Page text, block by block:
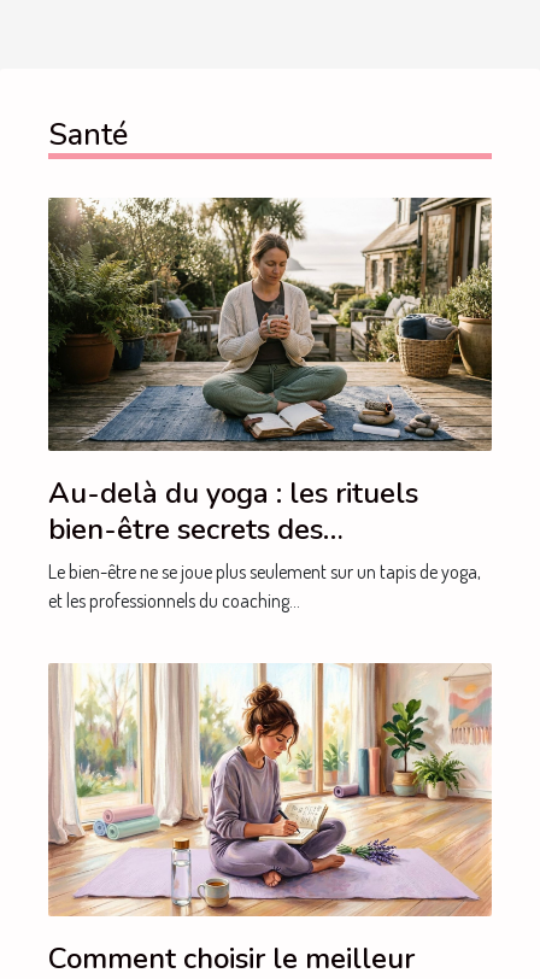
Santé
Au-delà du yoga : les rituels
bien-être secrets des
professionnels du coaching
Le bien-être ne se joue plus seulement sur un tapis de yoga,
et les professionnels du coaching...
Comment choisir le meilleur